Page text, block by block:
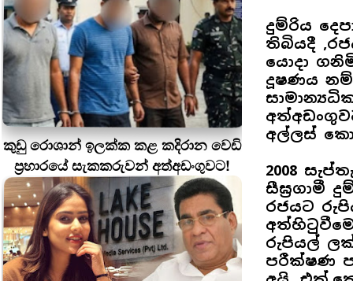
කුඩු රොශාන් ඉලක්ක කළ කදිරාන වෙඩි
ප්‍රහාරයේ සැකකරුවන් අත්අඩංගුවට!
දුම්රිය
තිබියදී
යොදා
දූෂණය
අල්ලස්
2008
සීඝ්‍රගාමී
රජයට
රුපියල්
පරීක්ෂණ